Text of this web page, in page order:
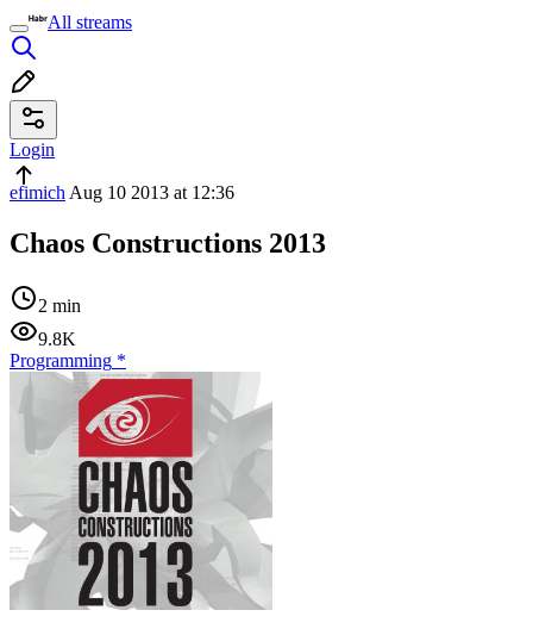
All streams
Login
efimich Aug 10 2013 at 12:36
Chaos Constructions 2013
2 min
9.8K
Programming *